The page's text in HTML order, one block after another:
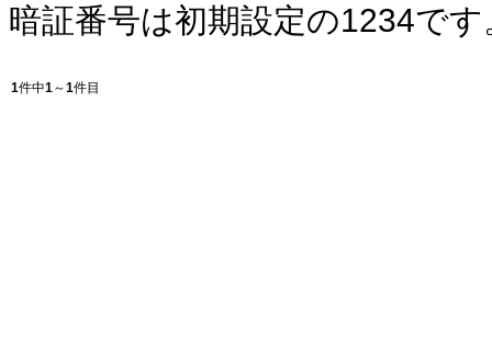
暗証番号は初期設定の1234です
1件中1 ～1件目